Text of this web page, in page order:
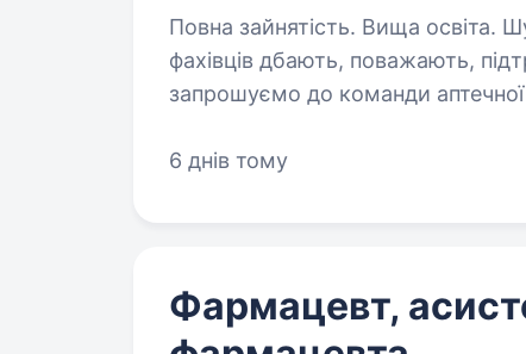
Повна зайнятість. Вища освіта. Шукаєте не просто роботу, а місце, де про
фахівців дбають, поважають,
запрошуємо до команди
6 днів тому
Фармацевт,